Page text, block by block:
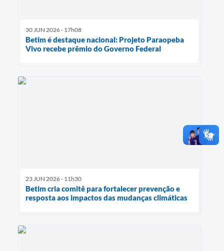
30 JUN 2026 - 17h08
Betim é destaque nacional: Projeto Paraopeba
Vivo recebe prêmio do Governo Federal
23 JUN 2026 - 11h30
Betim cria comitê para fortalecer prevenção e
resposta aos impactos das mudanças climáticas